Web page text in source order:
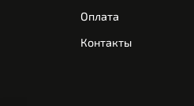
Оплата
Контакты